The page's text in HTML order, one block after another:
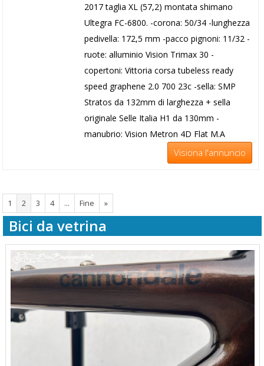
2017 taglia XL (57,2) montata shimano
Ultegra FC-6800. -corona: 50/34 -lunghezza
pedivella: 172,5 mm -pacco pignoni: 11/32 -
ruote: alluminio Vision Trimax 30 -
copertoni: Vittoria corsa tubeless ready
speed graphene 2.0 700 23c -sella: SMP
Stratos da 132mm di larghezza + sella
originale Selle Italia H1 da 130mm -
manubrio: Vision Metron 4D Flat M.A
Visiona l'annuncio
1 2 3 4 ... Fine »
Bici da vetrina